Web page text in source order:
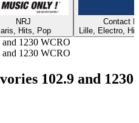
NRJ
Hits, Pop
Contact
Lille, Electro,
and 1230 WCRO
and 1230 WCRO
102.9 and 1230